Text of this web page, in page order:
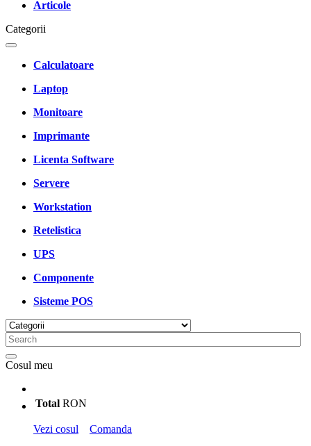
Articole
Categorii
Calculatoare
Laptop
Monitoare
Imprimante
Licenta Software
Servere
Workstation
Retelistica
UPS
Componente
Sisteme POS
Cosul meu
Total RON
Vezi cosul
Comanda